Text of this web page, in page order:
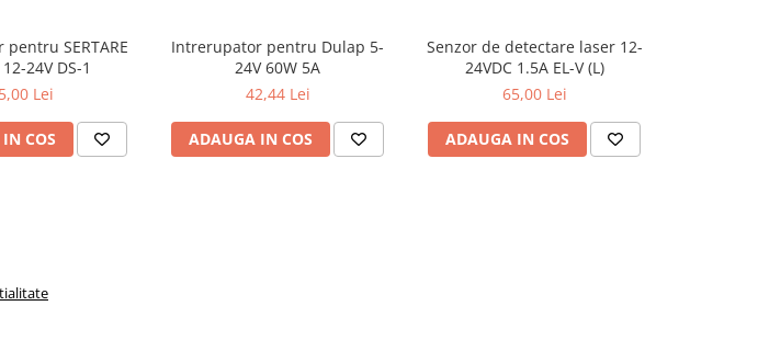
SERTARE
24V DS-1
Lei
COS
Intrerupator pentru Dulap 5-
24V 60W 5A
42,44 Lei
ADAUGA IN COS
Senzor de detectare laser 12-
24VDC 1.5A EL-V (L)
65,00 Lei
ADAUGA IN COS